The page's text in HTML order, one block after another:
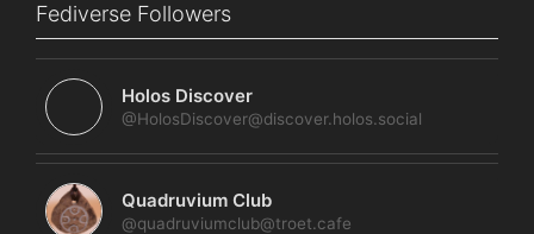
Fediverse Followers
Holos Discover
@HolosDiscover@discover.holos.social
Quadruvium Club
@quadruviumclub@troet.cafe